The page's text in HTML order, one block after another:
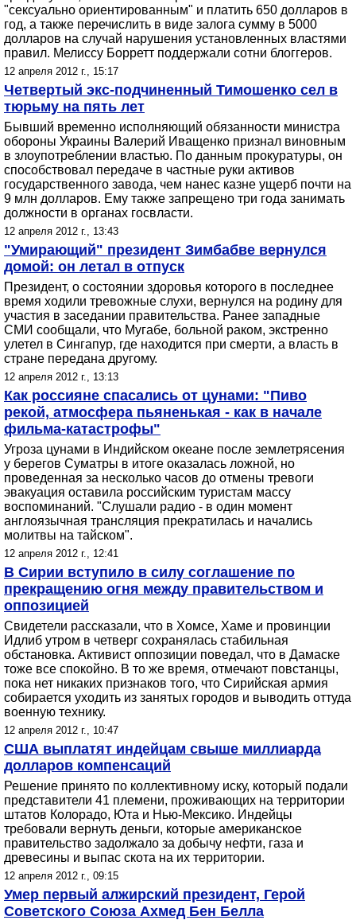
"сексуально ориентированным" и платить 650 долларов в
год, а также перечислить в виде залога сумму в 5000
долларов на случай нарушения установленных властями
правил. Мелиссу Борретт поддержали сотни блоггеров.
12 апреля 2012 г., 15:17
Четвертый экс-подчиненный Тимошенко сел в
тюрьму на пять лет
Бывший временно исполняющий обязанности министра
обороны Украины Валерий Иващенко признал виновным
в злоупотреблении властью. По данным прокуратуры, он
способствовал передаче в частные руки активов
государственного завода, чем нанес казне ущерб почти на
9 млн долларов. Ему также запрещено три года занимать
должности в органах госвласти.
12 апреля 2012 г., 13:43
"Умирающий" президент Зимбабве вернулся
домой: он летал в отпуск
Президент, о состоянии здоровья которого в последнее
время ходили тревожные слухи, вернулся на родину для
участия в заседании правительства. Ранее западные
СМИ сообщали, что Мугабе, больной раком, экстренно
улетел в Сингапур, где находится при смерти, а власть в
стране передана другому.
12 апреля 2012 г., 13:13
Как россияне спасались от цунами: "Пиво
рекой, атмосфера пьяненькая - как в начале
фильма-катастрофы"
Угроза цунами в Индийском океане после землетрясения
у берегов Суматры в итоге оказалась ложной, но
проведенная за несколько часов до отмены тревоги
эвакуация оставила российским туристам массу
воспоминаний. "Слушали радио - в один момент
англоязычная трансляция прекратилась и начались
молитвы на тайском".
12 апреля 2012 г., 12:41
В Сирии вступило в силу соглашение по
прекращению огня между правительством и
оппозицией
Свидетели рассказали, что в Хомсе, Хаме и провинции
Идлиб утром в четверг сохранялась стабильная
обстановка. Активист оппозиции поведал, что в Дамаске
тоже все спокойно. В то же время, отмечают повстанцы,
пока нет никаких признаков того, что Сирийская армия
собирается уходить из занятых городов и выводить оттуда
военную технику.
12 апреля 2012 г., 10:47
США выплатят индейцам свыше миллиарда
долларов компенсаций
Решение принято по коллективному иску, который подали
представители 41 племени, проживающих на территории
штатов Колорадо, Юта и Нью-Мексико. Индейцы
требовали вернуть деньги, которые американское
правительство задолжало за добычу нефти, газа и
древесины и выпас скота на их территории.
12 апреля 2012 г., 09:15
Умер первый алжирский президент, Герой
Советского Союза Ахмед Бен Белла